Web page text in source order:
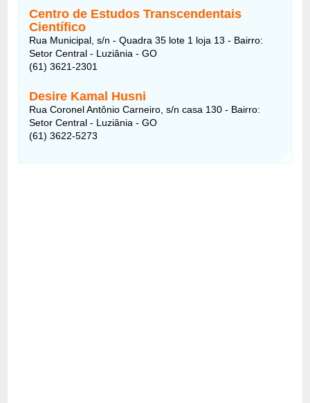
Centro de Estudos Transcendentais
Científico
Rua Municipal, s/n - Quadra 35 lote 1 loja 13 - Bairro:
Setor Central - Luziânia - GO
(61) 3621-2301
Desire Kamal Husni
Rua Coronel Antônio Carneiro, s/n casa 130 - Bairro:
Setor Central - Luziânia - GO
(61) 3622-5273